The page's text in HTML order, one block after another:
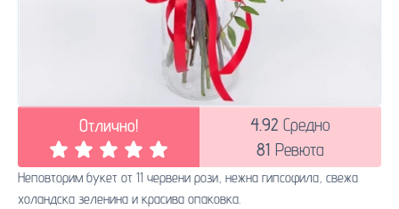
Отлично! 4.92 Средно
81 Ревюта
Неповторим букет от 11 червени рози, нежна гипсофила, свежа
холандска зеленина и красива опаковка.